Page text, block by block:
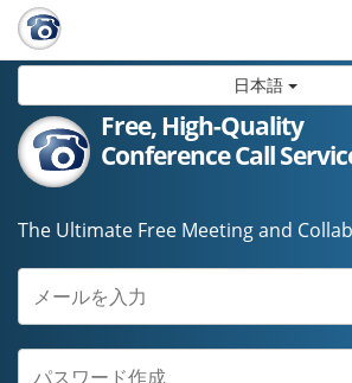
日本語
Free, High-Quality
Conference Call
The Ultimate Free Meeting and